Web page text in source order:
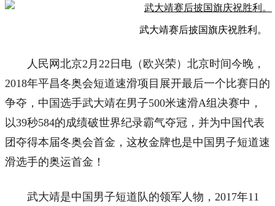
武大靖赛后披国旗庆祝胜利。
人民网北京2月22日电（欧兴荣）北京时间今晚，
2018年平昌冬奥会短道速滑项目展开最后一个比赛日的
争夺，中国选手武大靖在男子500米速滑A组决赛中，
以39秒584的成绩破世界纪录霸气夺冠，并为中国代表
团夺得本届冬奥会首金，这枚金牌也是中国男子短道速
滑选手的奥运首金！
武大靖是中国男子短道队的领军人物，2017年11